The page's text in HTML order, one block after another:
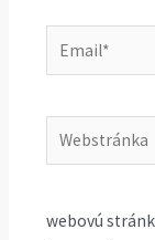
Email*
Webstránka
webovú